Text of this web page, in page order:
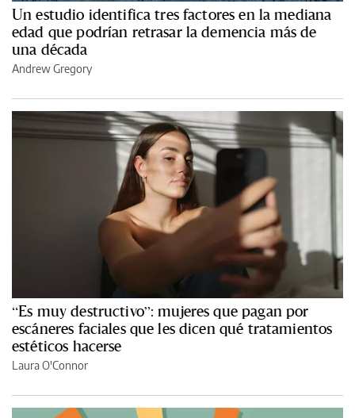
Un estudio identifica tres factores en la mediana
edad que podrían retrasar la demencia más de
una década
Andrew Gregory
“Es muy destructivo”: mujeres que pagan por
escáneres faciales que les dicen qué tratamientos
estéticos hacerse
Laura O'Connor